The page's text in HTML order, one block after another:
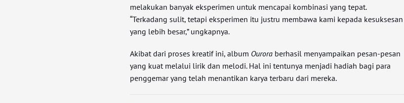
melakukan banyak eksperimen untuk mencapai kombinasi yang tepat.
“Terkadang sulit, tetapi eksperimen itu justru membawa kami kepada kesuksesan
yang lebih besar,” ungkapnya.
Akibat dari proses kreatif ini, album Ourora berhasil menyampaikan pesan-pesan
yang kuat melalui lirik dan melodi. Hal ini tentunya menjadi hadiah bagi para
penggemar yang telah menantikan karya terbaru dari mereka.